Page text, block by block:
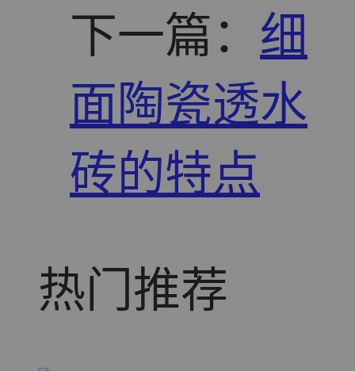
下一篇： 细
面陶瓷透水
砖的特点
热门推荐